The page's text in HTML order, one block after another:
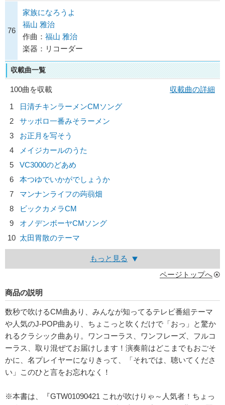
76
家族になろうよ
福山 雅治
作曲： 福山 雅治
楽器：リコーダー
収載曲一覧
100曲を収載
収載曲の詳細
1
日清チキンラーメンCMソング
2
サッポロ一番みそラーメン
3
お正月を写そう
4
メイジカールのうた
5
VC3000のどあめ
6
本つゆでいかがでしょうか
7
マンナンライフの蒟蒻畑
8
ビックカメラCM
9
オノデンボーヤCMソング
10 太田胃散のテーマ
もっと見る
ページトップへ
商品の説明
数秒で吹けるCM曲あり、みんなが知ってるテレビ番組テーマ
や人気のJ-POP曲あり、ちょこっと吹くだけで「おっ」と驚か
れるクラシック曲あり。ワンコーラス、ワンフレーズ、フルコ
ーラス、取り混ぜてお届けします！演奏前はどこまでもおごそ
かに、名プレイヤーになりきって、「それでは、聴いてくださ
い」このひと言をお忘れなく！
※本書は、『GTW01090421 これが吹けりゃ～人気者！ちょっ